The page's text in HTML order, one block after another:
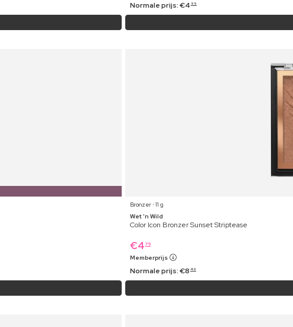
Normale prijs:€4 99
Bronzer ⋅ 11 g
Wet 'n Wild
Color Icon Bronzer Sunset Striptease
€4 79
Memberprijs
Normale prijs:€8 49